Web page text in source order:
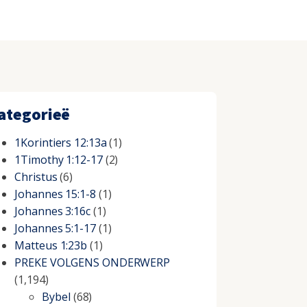
1Korintiers 12:13a(1)
1Timothy 1:12-17(2)
Christus(6)
Johannes 15:1-8 (1)
Johannes 3:16c(1)
Johannes 5:1-17(1)
Matteus 1:23b (1)
PREKE VOLGENS ONDERWERP
(1,194)
Bybel (68)